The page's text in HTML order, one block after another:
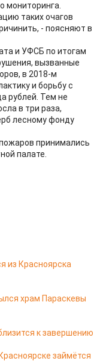
мониторинга.
таких очагов
- поясняют в
и УФСБ по итогам
вызванные
в 2018-м
и борьбу с
рублей. Тем не
в три раза,
лесному фонду
принимались
палате.
из Красноярска
храм Параскевы
к завершению
займётся